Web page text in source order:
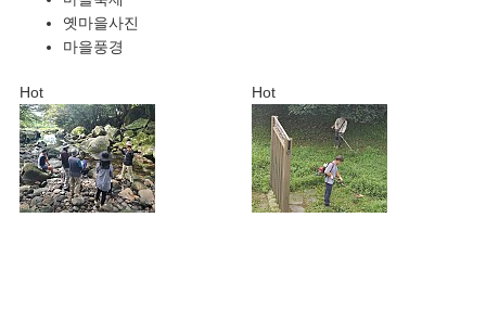
옛마을사진
마을풍경
Hot Hot